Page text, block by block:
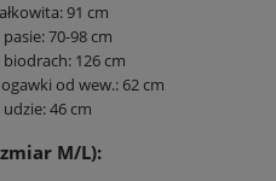
91 cm
70-98 cm
126 cm
od wew.: 62 cm
46 cm
M/L):